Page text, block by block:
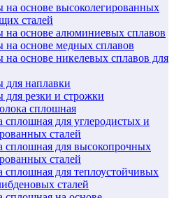
на основе высоколегированных
сталей
на основе алюминиевых сплавов
на основе медных сплавов
на основе никелевых сплавов для
для наплавки
для резки и строжки
сплошная
сплошная для углеродистых и
сталей
сплошная для высокопрочных
сталей
сплошная для теплоустойчивых
сталей